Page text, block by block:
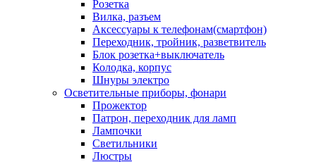
Розетка
Вилка, разъем
Аксессуары к телефонам(смартфон)
Переходник, тройник, разветвитель
Блок розетка+выключатель
Колодка, корпус
Шнуры электро
Осветительные приборы, фонари
Прожектор
Патрон, переходник для ламп
Лампочки
Светильники
Люстры